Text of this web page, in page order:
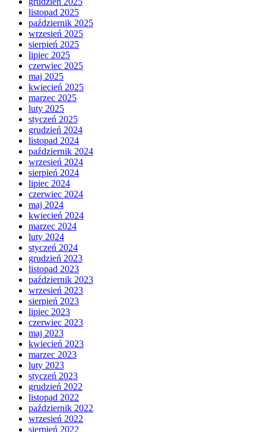
listopad 2025
październik 2025
wrzesień 2025
sierpień 2025
lipiec 2025
czerwiec 2025
maj 2025
kwiecień 2025
marzec 2025
luty 2025
styczeń 2025
grudzień 2024
listopad 2024
październik 2024
wrzesień 2024
sierpień 2024
lipiec 2024
czerwiec 2024
maj 2024
kwiecień 2024
marzec 2024
luty 2024
styczeń 2024
grudzień 2023
listopad 2023
październik 2023
wrzesień 2023
sierpień 2023
lipiec 2023
czerwiec 2023
maj 2023
kwiecień 2023
marzec 2023
luty 2023
styczeń 2023
grudzień 2022
listopad 2022
październik 2022
wrzesień 2022
sierpień 2022